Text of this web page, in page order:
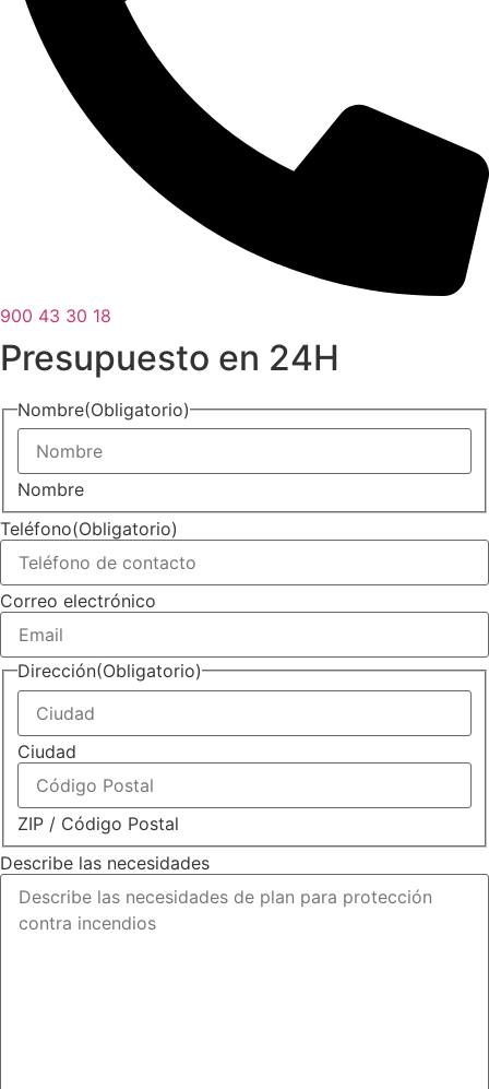
900 43 30 18
Presupuesto en 24H
Nombre(Obligatorio)
Nombre
Teléfono(Obligatorio)
Correo electrónico
Dirección(Obligatorio)
Ciudad
ZIP / Código Postal
Describe las necesidades